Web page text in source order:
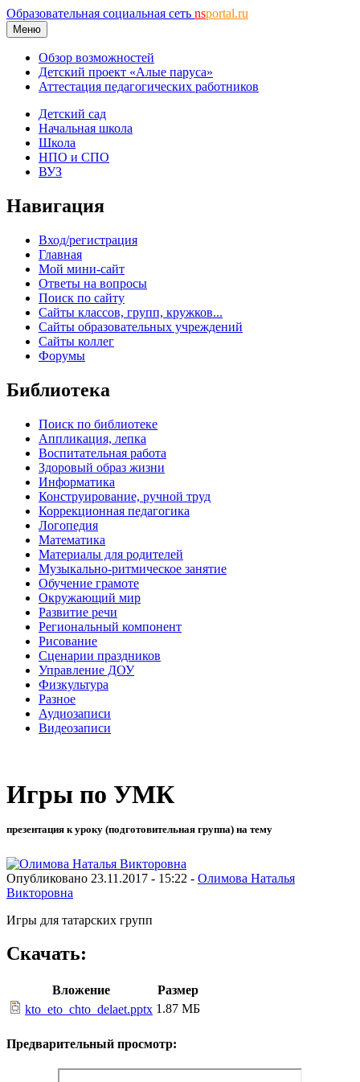
Образовательная социальная сеть nsportal.ru
Меню
Обзор возможностей
Детский проект «Алые паруса»
Аттестация педагогических работников
Детский сад
Начальная школа
Школа
НПО и СПО
ВУЗ
Навигация
Вход/регистрация
Главная
Мой мини-сайт
Ответы на вопросы
Поиск по сайту
Сайты классов, групп, кружков...
Сайты образовательных учреждений
Сайты коллег
Форумы
Библиотека
Поиск по библиотеке
Аппликация, лепка
Воспитательная работа
Здоровый образ жизни
Информатика
Конструирование, ручной труд
Коррекционная педагогика
Логопедия
Математика
Материалы для родителей
Музыкально-ритмическое занятие
Обучение грамоте
Окружающий мир
Развитие речи
Региональный компонент
Рисование
Сценарии праздников
Управление ДОУ
Физкультура
Разное
Аудиозаписи
Видеозаписи
Игры по УМК
презентация к уроку (подготовительная группа) на тему
Опубликовано 23.11.2017 - 15:22 - Олимова Наталья
Викторовна
Игры для татарских групп
Скачать:
Вложение
Размер
kto_eto_chto_delaet.pptx 1.87 МБ
Предварительный просмотр: